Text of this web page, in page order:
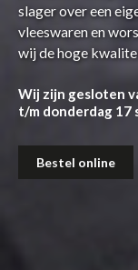
slager over een
vleeswaren en
wij de hoge
Wij zijn gesloten
t/m donderdag 17
Bestel online